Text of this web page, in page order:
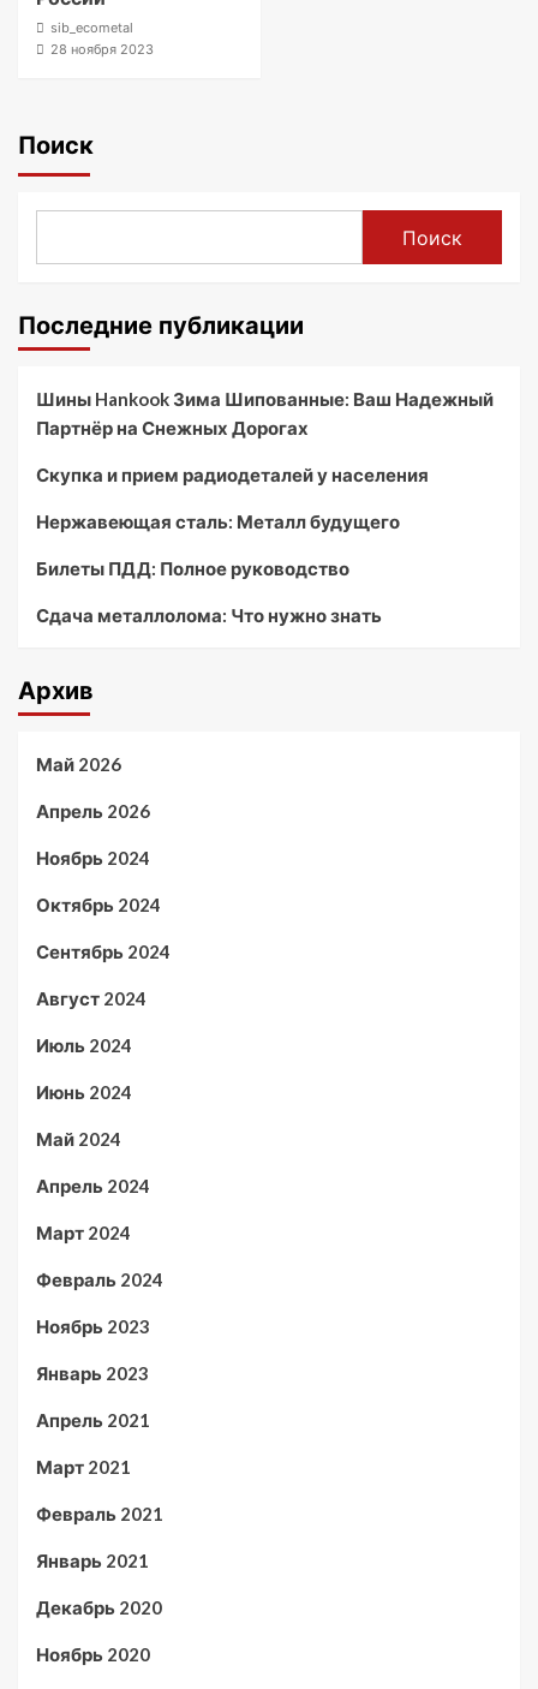
sib_ecometal
28 ноября 2023
Поиск
Поиск
Последние публикации
Шины Hankook Зима Шипованные: Ваш Надежный
Партнёр на Снежных Дорогах
Скупка и прием радиодеталей у населения
Нержавеющая сталь: Металл будущего
Билеты ПДД: Полное руководство
Сдача металлолома: Что нужно знать
Архив
Май 2026
Апрель 2026
Ноябрь 2024
Октябрь 2024
Сентябрь 2024
Август 2024
Июль 2024
Июнь 2024
Май 2024
Апрель 2024
Март 2024
Февраль 2024
Ноябрь 2023
Январь 2023
Апрель 2021
Март 2021
Февраль 2021
Январь 2021
Декабрь 2020
Ноябрь 2020